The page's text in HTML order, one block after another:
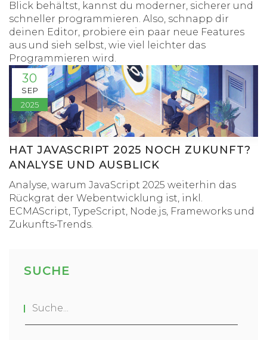
Blick behältst, kannst du moderner, sicherer und
schneller programmieren. Also, schnapp dir
deinen Editor, probiere ein paar neue Features
aus und sieh selbst, wie viel leichter das
Programmieren wird.
30
SEP
2025
HAT JAVASCRIPT 2025 NOCH ZUKUNFT?
ANALYSE UND AUSBLICK
Analyse, warum JavaScript 2025 weiterhin das
Rückgrat der Webentwicklung ist, inkl.
ECMAScript, TypeScript, Node.js, Frameworks und
Zukunfts‑Trends.
SUCHE